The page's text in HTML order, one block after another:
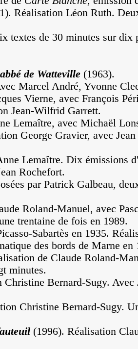
Réalisation Léon Ruth.
textes de 30 minutes sur dix
de Watteville (1963).
Marcel André, Yvonne
Vierne, avec François
Jean-Wilfrid Garrett.
Lemaître, avec Michaël
George Gravier, avec
Lemaître. Dix émissions
Rochefort.
par Patrick Galbeau,
Roland-Manuel, avec
trentaine de fois en 1989.
Sabartès en 1935.
des bords de Marne en
de Claude Roland-
minutes.
Christine Bernard-Sugy.
Christine Bernard-Sugy.
(1996). Réalisation